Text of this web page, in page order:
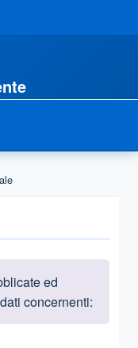
ed
concernenti: